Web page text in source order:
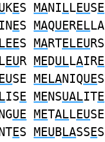
KES MANILLEUSE
INES MAQUERELLA
LEES MARTELEURS
LEUR MEDULLAIRE
EUSE MELANIQUES
ISE MENSUALITE
UE METALLEUSE
ES MEUBLASSES